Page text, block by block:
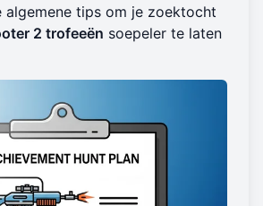
algemene tips om je zoektocht
2 trofeeën soepeler te laten